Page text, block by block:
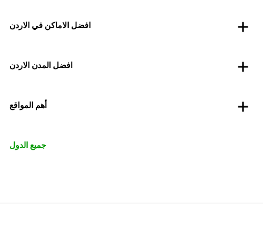
افضل الاماكن في الاردن
افضل المدن الاردن
أهم المواقع
جميع الدول